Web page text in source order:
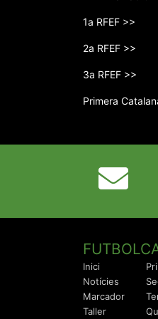
1a RFEF >>
2a RFEF >>
3a RFEF >>
Primera
Inici
Notícies
Marcador
Taller